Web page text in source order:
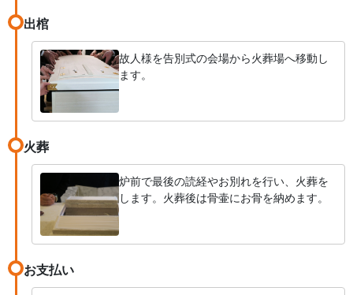
出棺
故人様を告別式の会場から火葬場へ移動し
ます。
火葬
炉前で最後の読経やお別れを行い、火葬を
します。火葬後は骨壷にお骨を納めます。
お支払い